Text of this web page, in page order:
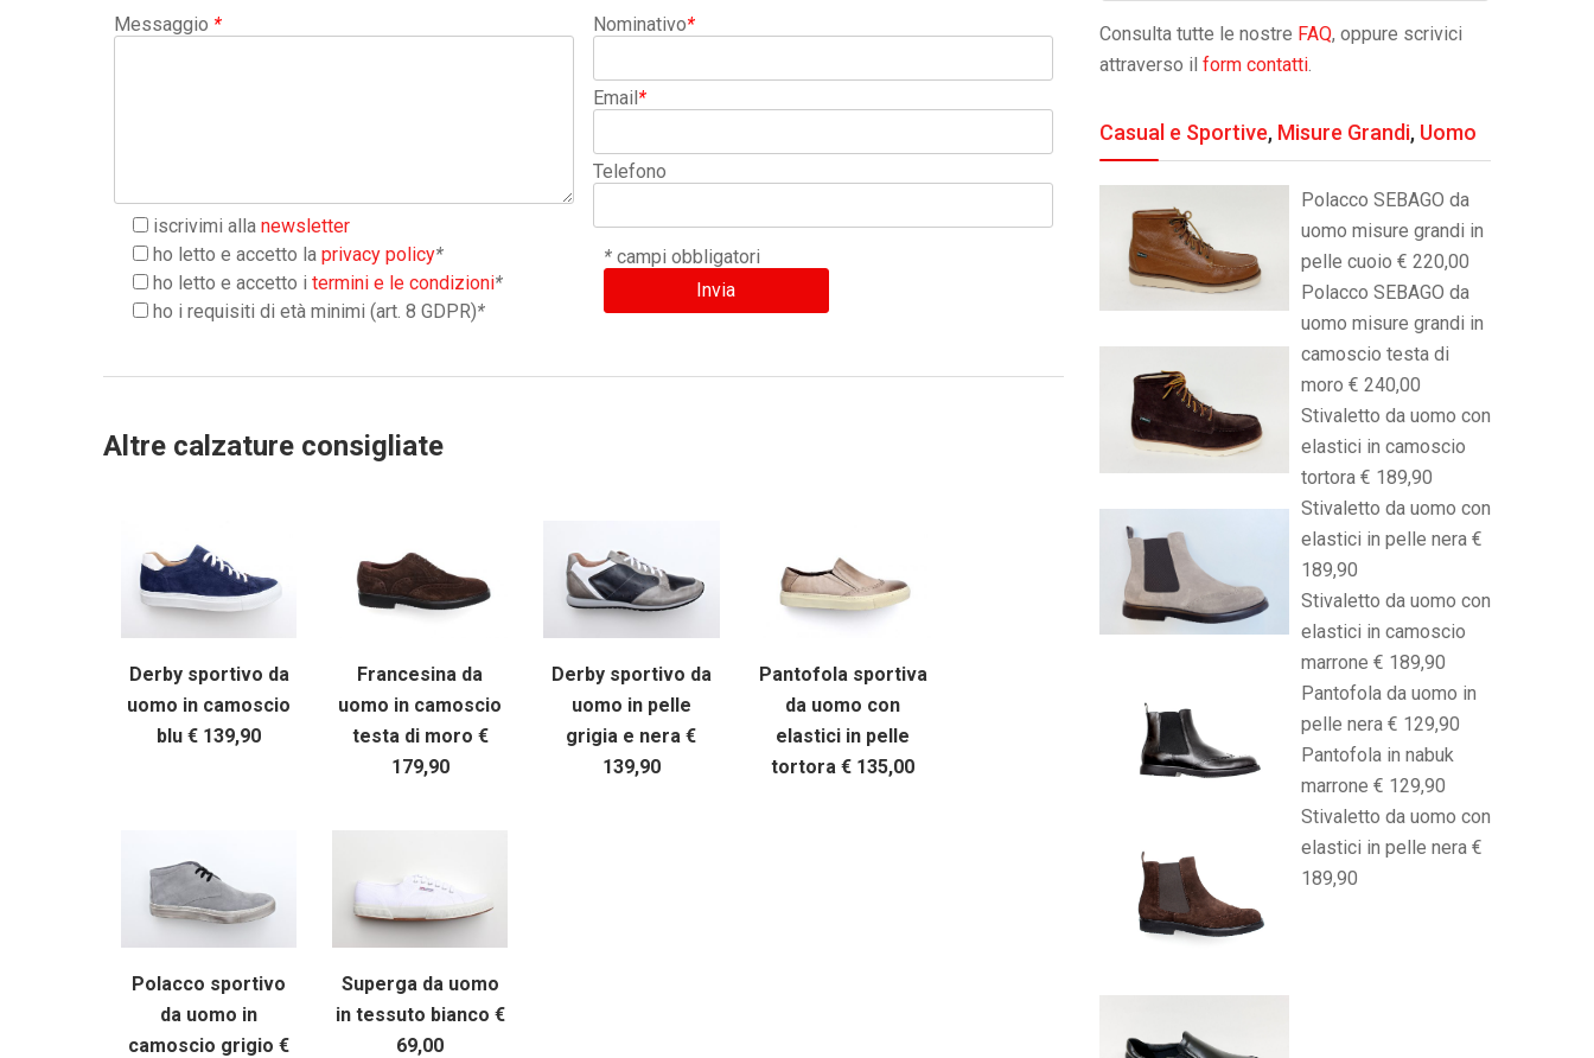
Messaggio *
iscrivimi alla newsletter
ho letto e accetto la privacy policy*
ho letto e accetto i termini e le condizioni*
ho i requisiti di età minimi (art. 8 GDPR)*
Nominativo*
Email*
Telefono
*campi obbligatori
Altre calzature consigliate
Derby sportivo da
uomo in camoscio
blu € 139,90
Francesina da
uomo in camoscio
testa di moro €
179,90
Derby sportivo da
uomo in pelle
grigia e nera €
139,90
Pantofola sportiva
da uomo con
elastici in pelle
tortora € 135,00
Polacco sportivo
da uomo in
camoscio grigio €
Superga da uomo
in tessuto bianco €
69,00
Consulta tutte le nostre FAQ, oppure scrivici
attraverso il form contatti.
Casual e Sportive, Misure Grandi, Uomo
Polacco SEBAGO da
uomo misure grandi in
pelle cuoio € 220,00
Polacco SEBAGO da
uomo misure grandi in
camoscio testa di
moro € 240,00
Stivaletto da uomo con
elastici in camoscio
tortora € 189,90
Stivaletto da uomo con
elastici in pelle nera €
189,90
Stivaletto da uomo con
elastici in camoscio
marrone € 189,90
Pantofola da uomo in
pelle nera € 129,90
Pantofola in nabuk
marrone € 129,90
Stivaletto da uomo con
elastici in pelle nera €
189,90